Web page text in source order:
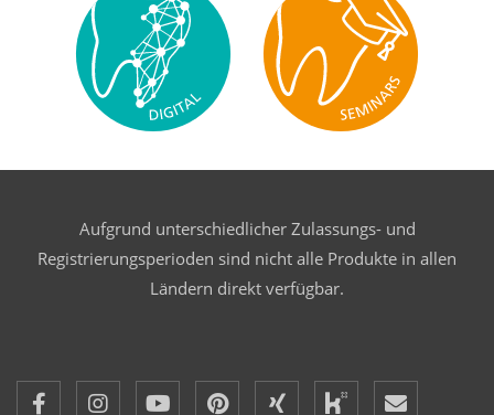
Aufgrund unterschiedlicher Zulassungs- und
Registrierungsperioden sind nicht alle Produkte in allen
Ländern direkt verfügbar.